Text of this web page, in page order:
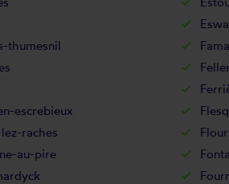
thumesnil
escrebieux
raches
au-pire